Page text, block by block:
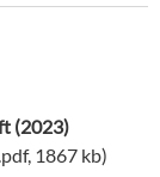
(2023)
1867 kb)